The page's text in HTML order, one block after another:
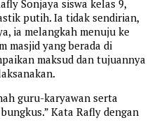
Sonjaya siswa kelas 9,
putih. Ia tidak sendirian,
ia melangkah menuju ke
masjid yang berada di
maksud dan tujuannya
guru-karyawan serta
Kata Rafly dengan